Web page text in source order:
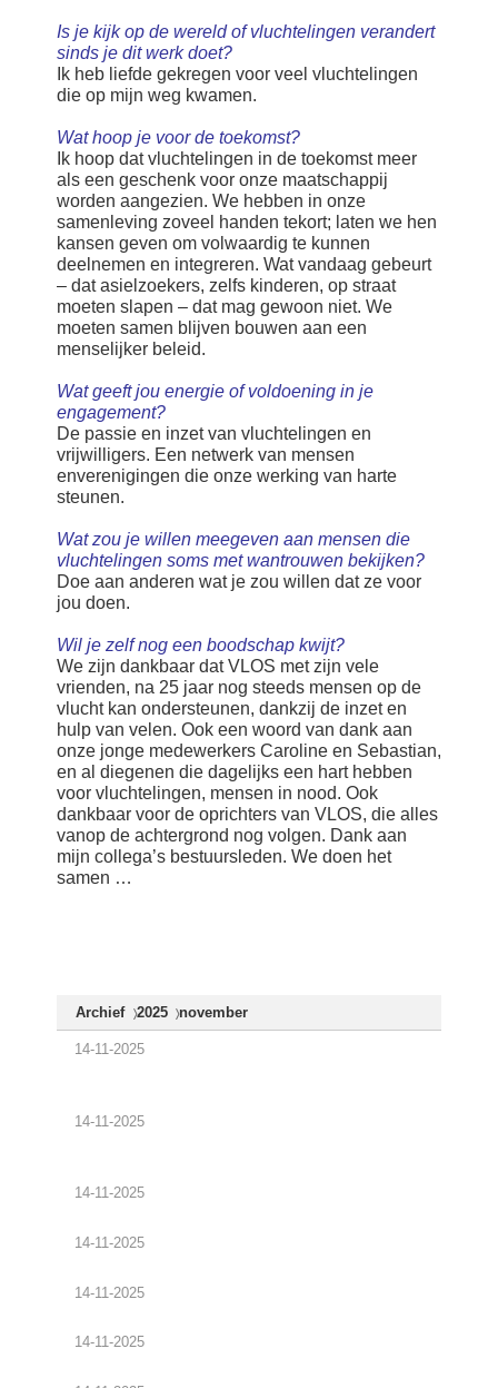
Is je kijk op de wereld of vluchtelingen verandert
sinds je dit werk doet?
Ik heb liefde gekregen voor veel vluchtelingen
die op mijn weg kwamen.
Wat hoop je voor de toekomst?
Ik hoop dat vluchtelingen in de toekomst meer
als een geschenk voor onze maatschappij
worden aangezien. We hebben in onze
samenleving zoveel handen tekort; laten we hen
kansen geven om volwaardig te kunnen
deelnemen en integreren. Wat vandaag gebeurt
– dat asielzoekers, zelfs kinderen, op straat
moeten slapen – dat mag gewoon niet. We
moeten samen blijven bouwen aan een
menselijker beleid.
Wat geeft jou energie of voldoening in je
engagement?
De passie en inzet van vluchtelingen en
vrijwilligers. Een netwerk van mensen
enverenigingen die onze werking van harte
steunen.
Wat zou je willen meegeven aan mensen die
vluchtelingen soms met wantrouwen bekijken?
Doe aan anderen wat je zou willen dat ze voor
jou doen.
Wil je zelf nog een boodschap kwijt?
We zijn dankbaar dat VLOS met zijn vele
vrienden, na 25 jaar nog steeds mensen op de
vlucht kan ondersteunen, dankzij de inzet en
hulp van velen. Ook een woord van dank aan
onze jonge medewerkers Caroline en Sebastian,
en al diegenen die dagelijks een hart hebben
voor vluchtelingen, mensen in nood. Ook
dankbaar voor de oprichters van VLOS, die alles
vanop de achtergrond nog volgen. Dank aan
mijn collega’s bestuursleden. We doen het
samen …
Archief 2025 november
14-11-2025
14-11-2025
14-11-2025
14-11-2025
14-11-2025
14-11-2025